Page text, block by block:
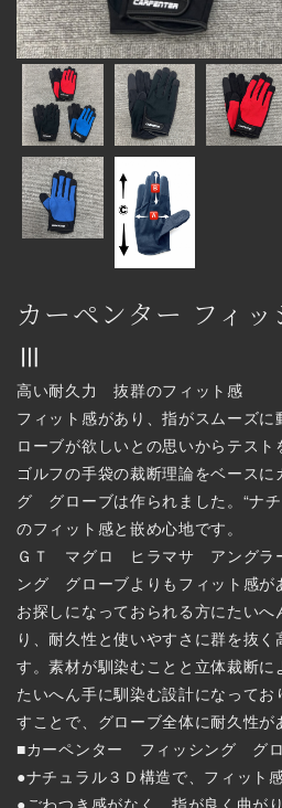
カーペンター フィ
Ⅲ
高い耐久力 抜群のフィット感
フィット感があり、指がスムーズ
ローブが欲しいとの思いからテス
ゴルフの手袋の裁断理論をベース
グ グローブは作られました。“ナ
のフィット感と嵌め心地です。
ＧＴ マグロ ヒラマサ アングラ
ング グローブよりもフィット感が
お探しになっておられる方にたい
り、耐久性と使いやすさに群を抜
す。素材が馴染むことと立体裁断に
たいへん手に馴染む設計になって
すことで、グローブ全体に耐久性が
■カーペンター フィッシング グ
●ナチュラル３Ｄ構造で、フィット